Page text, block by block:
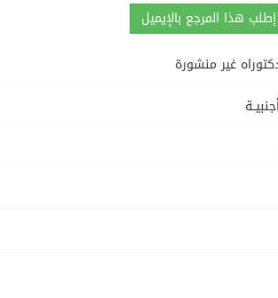
إطلب هذا المرجع بالإيميل
غير منشورة